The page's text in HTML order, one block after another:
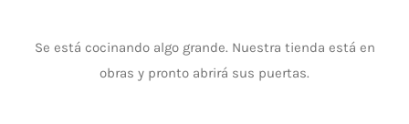
Se está cocinando algo grande. Nuestra tienda está en
obras y pronto abrirá sus puertas.